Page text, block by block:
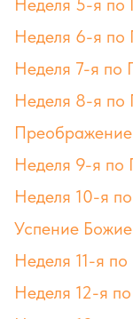
Неделя 5-я по
Неделя 6-я по
Неделя 7-я по
Неделя 8-я по
Неделя 9-я по
Неделя 10-я
Успение
Неделя 11-я
Неделя 12-я